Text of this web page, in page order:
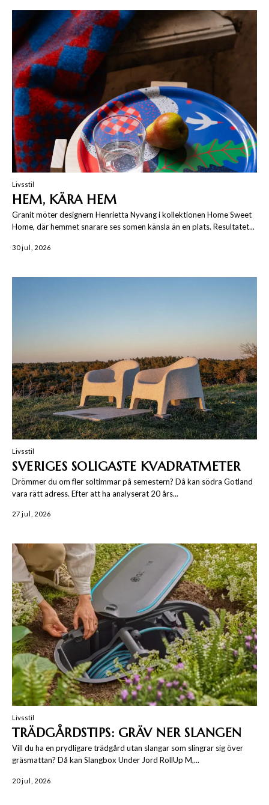
Livsstil
HEM, KÄRA HEM
Granit möter designern Henrietta Nyvang i kollektionen Home Sweet
Home, där hemmet snarare ses somen känsla än en plats. Resultatet...
30 jul, 2026
Livsstil
SVERIGES SOLIGASTE KVADRATMETER
Drömmer du om fler soltimmar på semestern? Då kan södra Gotland
vara rätt adress. Efter att ha analyserat 20 års...
27 jul, 2026
Livsstil
TRÄDGÅRDSTIPS: GRÄV NER SLANGEN
Vill du ha en prydligare trädgård utan slangar som slingrar sig över
gräsmattan? Då kan Slangbox Under Jord RollUp M,...
20 jul, 2026